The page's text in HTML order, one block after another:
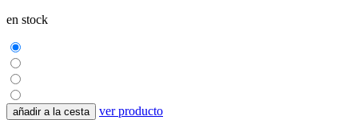
en stock
añadir a la cesta ver producto